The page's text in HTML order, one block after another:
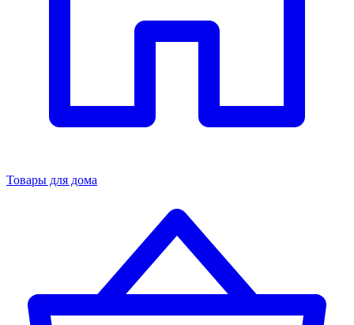
Товары для дома